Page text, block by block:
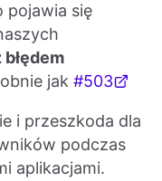
pojawia się
jak #503
i przeszkoda dla
podczas
aplikacjami.